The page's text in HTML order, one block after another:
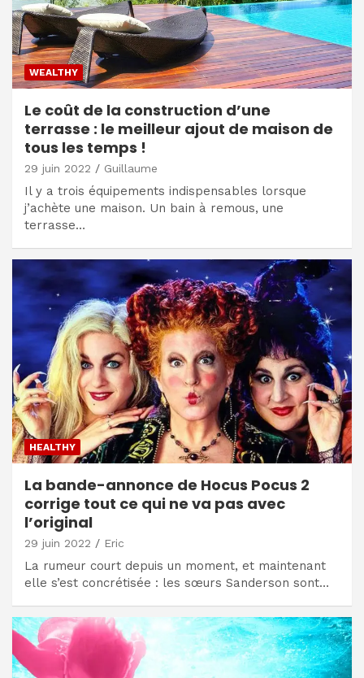
WEALTHY
Le coût de la construction d’une
terrasse : le meilleur ajout de maison de
tous les temps !
29 juin 2022 Guillaume
Il y a trois équipements indispensables lorsque
j’achète une maison. Un bain à remous, une
terrasse…
HEALTHY
La bande-annonce de Hocus Pocus 2
corrige tout ce qui ne va pas avec
l’original
29 juin 2022 Eric
La rumeur court depuis un moment, et maintenant
elle s’est concrétisée : les sœurs Sanderson sont…